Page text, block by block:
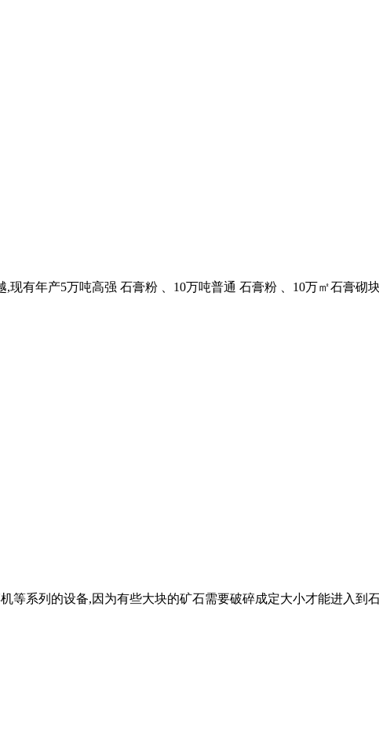
有年产5万吨高强 石膏粉 、10万吨普通 石膏粉 、10万㎡石膏砌
系列的设备,因为有些大块的矿石需要破碎成定大小才能进入到